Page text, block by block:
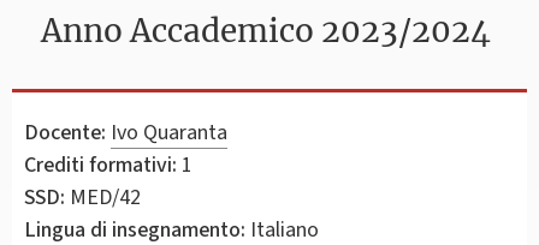
Anno Accademico 2023/2024
Docente: Ivo Quaranta
Crediti formativi: 1
SSD: MED/42
Lingua di insegnamento: Italiano